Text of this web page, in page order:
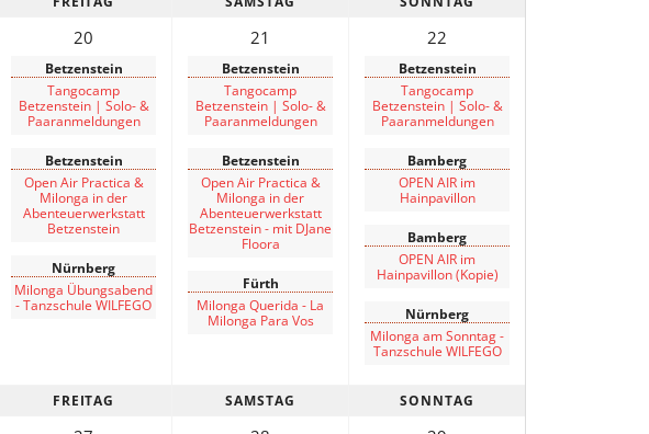
20
Betzenstein
Tangocamp
Betzenstein | Solo- &
Paaranmeldungen
Betzenstein
Open Air Practica &
Milonga in der
Abenteuerwerkstatt
Betzenstein
Nürnberg
Milonga Übungsabend
- Tanzschule WILFEGO
21
Betzenstein
Tangocamp
Betzenstein | Solo- &
Paaranmeldungen
Betzenstein
Open Air Practica &
Milonga in der
Abenteuerwerkstatt
Betzenstein - mit DJane
Floora
Fürth
Milonga Querida - La
Milonga Para Vos
22
Betzenstein
Tangocamp
Betzenstein | Solo- &
Paaranmeldungen
Bamberg
OPEN AIR im
Hainpavillon
Bamberg
OPEN AIR im
Hainpavillon (Kopie)
Nürnberg
Milonga am Sonntag -
Tanzschule WILFEGO
FREITAG SAMSTAG SONNTAG